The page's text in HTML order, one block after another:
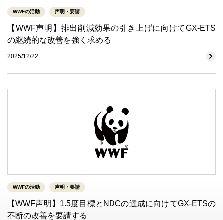
WWFの活動 声明・要請
【WWF声明】排出削減効果の引き上げに向けてGX-ETS
の継続的な改善を強く求める
2025/12/22
WWFの活動 声明・要請
【WWF声明】1.5度目標とNDCの達成に向けてGX-ETSの
不断の改善を要請する